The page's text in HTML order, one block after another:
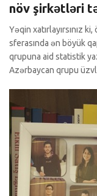
növ şirkətləri
Yəqin xatırlayırsınız
sferasında ən böyük
qrupuna aid statistik
Azərbaycan qrupu